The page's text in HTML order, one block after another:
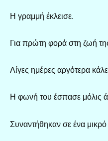
Η γραμμή έκλεισε.
Για πρώτη φορά στη ζωή
Λίγες ημέρες αργότερα
Η φωνή του έσπασε μόλις
Συναντήθηκαν σε ένα μικρό